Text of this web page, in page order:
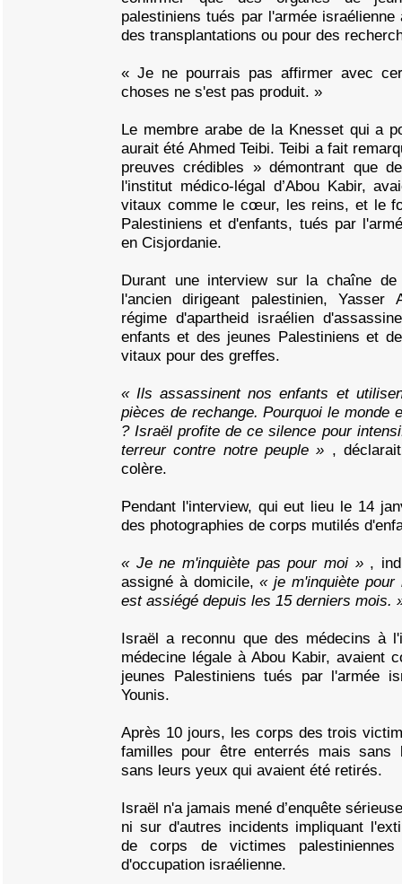
palestiniens tués par l'armée
des transplantations ou pour des
« Je ne pourrais pas affirmer avec
choses ne s'est pas produit. »
Le membre arabe de la Knesset qui a
aurait été Ahmed Teibi. Teibi a fait
preuves crédibles » démontrant que
l'institut médico-légal d’Abou Kabir,
vitaux comme le cœur, les reins, et le
Palestiniens et d'enfants, tués par
en Cisjordanie.
Durant une interview sur la chaîne
l'ancien dirigeant palestinien,
régime d'apartheid israélien
enfants et des jeunes Palestiniens et
vitaux pour des greffes.
« Ils assassinent nos enfants et
pièces de rechange. Pourquoi le monde
? Israël profite de ce silence pour
terreur contre notre peuple » ,
colère.
Pendant l'interview, qui eut lieu le 14
des photographies de corps mutilés
« Je ne m'inquiète pas pour moi » ,
assigné à domicile,« je m'inquiète pour
est assiégé depuis les 15 derniers mois.
Israël a reconnu que des médecins à
médecine légale à Abou Kabir, avaient
jeunes Palestiniens tués par l'armée
Younis.
Après 10 jours, les corps des trois
familles pour être enterrés mais sans
sans leurs yeux qui avaient été retirés.
Israël n'a jamais mené d’enquête
ni sur d'autres incidents impliquant
de corps de victimes
d'occupation israélienne.